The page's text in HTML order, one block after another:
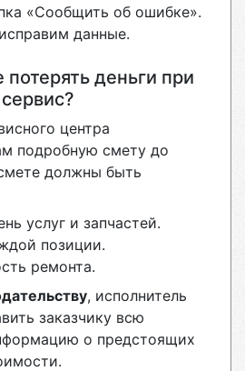
«Сообщить об ошибке».
данные.
потерять деньги при
центра
подробную смету до
должны быть
услуг и запчастей.
позиции.
ремонта.
, исполнитель
заказчику всю
о предстоящих